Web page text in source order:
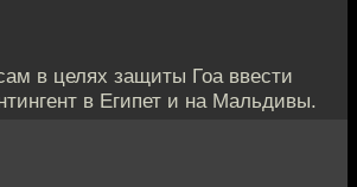
в целях защиты Гоа ввести
в Египет и на Мальдивы.